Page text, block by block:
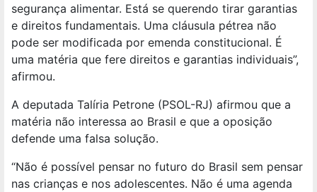
segurança alimentar. Está se querendo tirar garantias
e direitos fundamentais. Uma cláusula pétrea não
pode ser modificada por emenda constitucional. É
uma matéria que fere direitos e garantias individuais”,
afirmou.
A deputada Talíria Petrone (PSOL-RJ) afirmou que a
matéria não interessa ao Brasil e que a oposição
defende uma falsa solução.
“Não é possível pensar no futuro do Brasil sem pensar
nas crianças e nos adolescentes. Não é uma agenda